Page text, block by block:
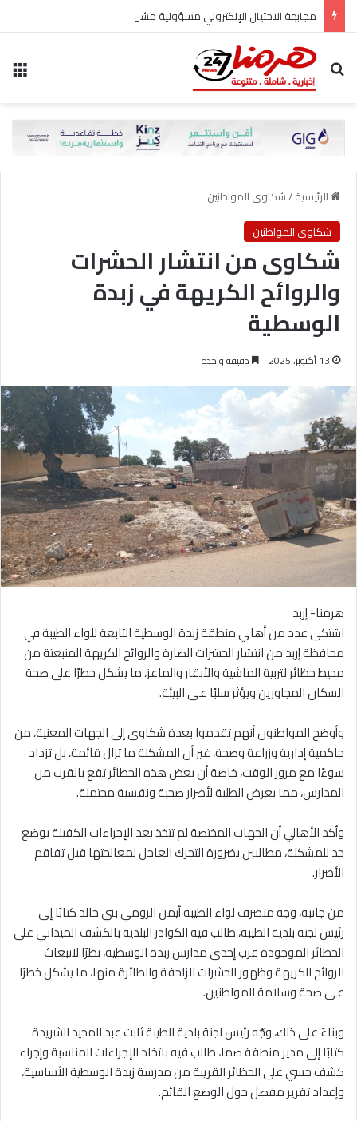
مجابهة الاحتيال الإلكتروني مسؤولية مشتركة
بحث عن
الرئيسية/شكاوى المواطنين
شكاوى المواطنين
شكاوى من انتشار الحشرات
والروائح الكريهة في زبدة
الوسطية
13 أكتوبر، 2025 دقيقة واحدة
هرمنا- إربد
اشتكى عدد من أهالي منطقة زبدة الوسطية التابعة للواء الطيبة في
محافظة إربد من انتشار الحشرات الضارة والروائح الكريهة المنبعثة من
محيط حظائر لتربية الماشية والأبقار والماعز، ما يشكل خطرًا على صحة
السكان المجاورين ويؤثر سلبًا على البيئة.
وأوضح المواطنون أنهم تقدموا بعدة شكاوى إلى الجهات المعنية، من
حاكمية إدارية وزراعة وصحة، غير أن المشكلة ما تزال قائمة، بل تزداد
سوءًا مع مرور الوقت، خاصة أن بعض هذه الحظائر تقع بالقرب من
المدارس، مما يعرض الطلبة لأضرار صحية ونفسية محتملة.
وأكد الأهالي أن الجهات المختصة لم تتخذ بعد الإجراءات الكفيلة بوضع
حد للمشكلة، مطالبين بضرورة التحرك العاجل لمعالجتها قبل تفاقم
الأضرار.
من جانبه، وجه متصرف لواء الطيبة أيمن الرومي بني خالد كتابًا إلى
رئيس لجنة بلدية الطيبة، طالب فيه الكوادر البلدية بالكشف الميداني على
الحظائر الموجودة قرب إحدى مدارس زبدة الوسطية، نظرًا لانبعاث
الروائح الكريهة وظهور الحشرات الزاحفة والطائرة منها، ما يشكل خطرًا
على صحة وسلامة المواطنين.
وبناءً على ذلك، وجّه رئيس لجنة بلدية الطيبة ثابت عبد المجيد الشريدة
كتابًا إلى مدير منطقة صما، طالب فيه باتخاذ الإجراءات المناسبة وإجراء
كشف حسي على الحظائر القريبة من مدرسة زبدة الوسطية الأساسية،
وإعداد تقرير مفصل حول الوضع القائم.